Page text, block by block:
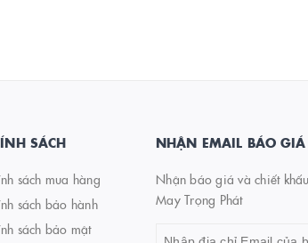
SÁCH
sách mua hàng
sách bảo hành
sách bảo mật
NHẬN EMAIL BÁO GIÁ
Nhận báo giá và chiết
May Trọng Phát